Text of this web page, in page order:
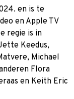
en is te
en Apple TV
regie is in
Keedus,
Michael
Flora
en Keith Eric